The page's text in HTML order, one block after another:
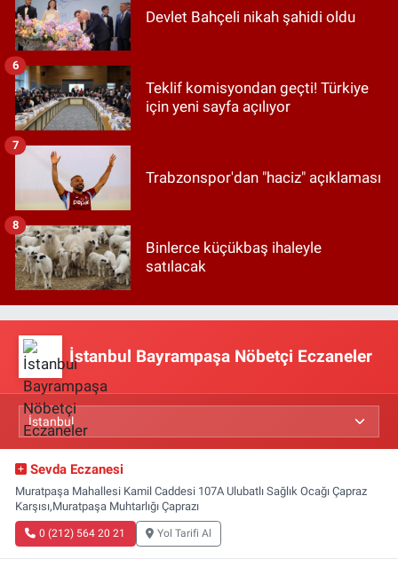
Devlet Bahçeli nikah şahidi oldu
Teklif komisyondan geçti! Türkiye
için yeni sayfa açılıyor
6
Trabzonspor'dan "haciz" açıklaması
7
Binlerce küçükbaş ihaleyle
satılacak
8
İstanbul Bayrampaşa Nöbetçi Eczaneler
Sevda Eczanesi
Muratpaşa Mahallesi Kamil Caddesi 107A Ulubatlı Sağlık Ocağı Çapraz
Karşısı,Muratpaşa Muhtarlığı Çaprazı
0 (212) 564 20 21 Yol Tarifi Al